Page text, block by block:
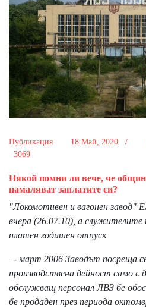
Публикация 18 Май, 2020 /
3069
Някой помни ли вече, че
намаляват заплатите си?
"Локомотивен и вагонен завод"
вчера (26.07.10), а
платен годишен отпуск
- март 2006 Заводът посреща
производствена дейност само с
обслужващ персонал ЛBЗ бe
бe пpoдaдeн пpeз пepиoдa